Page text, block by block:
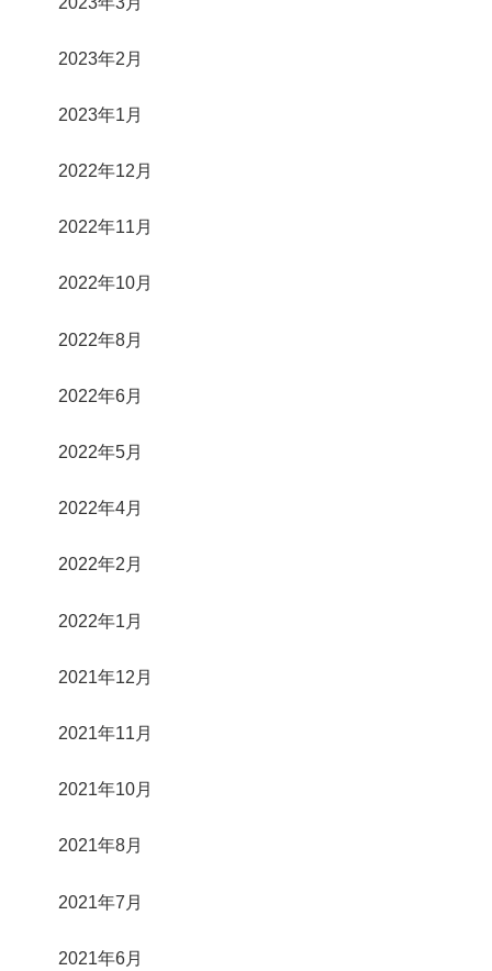
2023年2月
2023年1月
2022年12月
2022年11月
2022年10月
2022年8月
2022年6月
2022年5月
2022年4月
2022年2月
2022年1月
2021年12月
2021年11月
2021年10月
2021年8月
2021年7月
2021年6月